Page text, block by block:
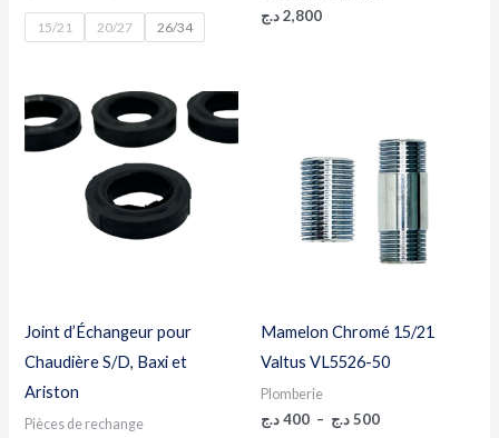
15/21 20/27 26/34
2,800د.ج
Joint d’Échangeur pour
Chaudière S/D, Baxi et
Ariston
Pièces de rechange
Mamelon Chromé 15/21
Valtus VL5526-50
Plomberie
400د.ج – 500د.ج
prix :
400 د.ج
à
500 د.ج